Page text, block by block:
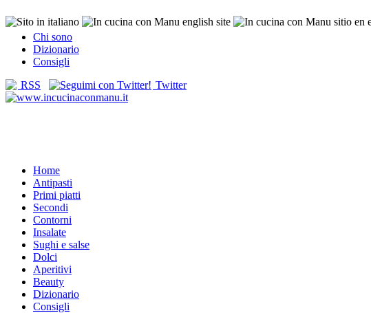
Chi sono
Dizionario
Consigli
RSS
Twitter
Home
Antipasti
Primi piatti
Secondi
Contorni
Insalate
Sughi e salse
Dolci
Aperitivi
Beauty
Dizionario
Consigli